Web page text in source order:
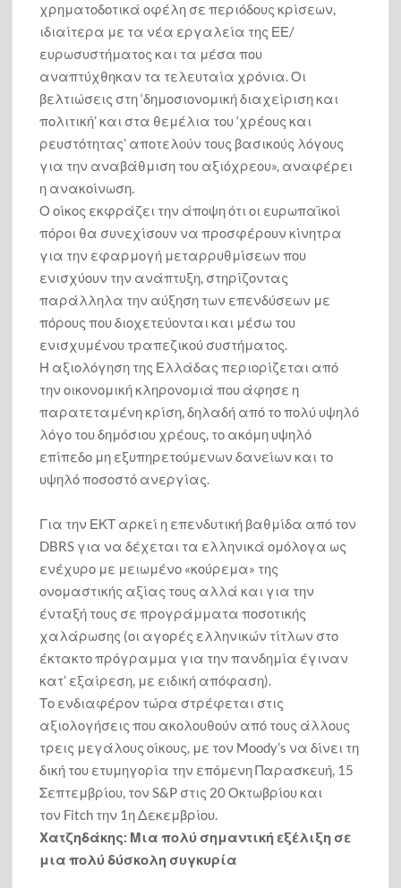
Αἶνος Στους Άξιους
τον χρησμό του Μαντείου Euroleonidas
χρηματοδοτικά οφέλη σε περιόδους κρίσεων,
ιδιαίτερα με τα νέα εργαλεία της ΕΕ/
ευρωσυστήματος και τα μέσα που
αναπτύχθηκαν τα τελευταία χρόνια. Οι
βελτιώσεις στη ‘δημοσιονομική διαχείριση και
πολιτική’ και στα θεμέλια του ‘χρέους και
ρευστότητας’ αποτελούν τους βασικούς λόγους
για την αναβάθμιση του αξιόχρεου», αναφέρει
η ανακοίνωση.
Ο οίκος εκφράζει την άποψη ότι οι ευρωπαϊκοί
πόροι θα συνεχίσουν να προσφέρουν κίνητρα
για την εφαρμογή μεταρρυθμίσεων που
ενισχύουν την ανάπτυξη, στηρίζοντας
παράλληλα την αύξηση των επενδύσεων με
πόρους που διοχετεύονται και μέσω του
ενισχυμένου τραπεζικού συστήματος.
Η αξιολόγηση της Ελλάδας περιορίζεται από
την οικονομική κληρονομιά που άφησε η
παρατεταμένη κρίση, δηλαδή από το πολύ υψηλό
λόγο του δημόσιου χρέους, το ακόμη υψηλό
επίπεδο μη εξυπηρετούμενων δανείων και το
υψηλό ποσοστό ανεργίας.
Για την ΕΚΤ αρκεί η επενδυτική βαθμίδα από τον
DBRS για να δέχεται τα ελληνικά ομόλογα ως
ενέχυρο με μειωμένο «κούρεμα» της
ονομαστικής αξίας τους αλλά και για την
ένταξή τους σε προγράμματα ποσοτικής
χαλάρωσης (οι αγορές ελληνικών τίτλων στο
έκτακτο πρόγραμμα για την πανδημία έγιναν
κατ’ εξαίρεση, με ειδική απόφαση).
Το ενδιαφέρον τώρα στρέφεται στις
αξιολογήσεις που ακολουθούν από τους άλλους
τρεις μεγάλους οίκους, με τον Moody’s να δίνει τη
δική του ετυμηγορία την επόμενη Παρασκευή, 15
Σεπτεμβρίου, τον S&P στις 20 Οκτωβρίου και
τον Fitch την 1η Δεκεμβρίου.
Χατζηδάκης: Μια πολύ σημαντική εξέλιξη σε
μια πολύ δύσκολη συγκυρία